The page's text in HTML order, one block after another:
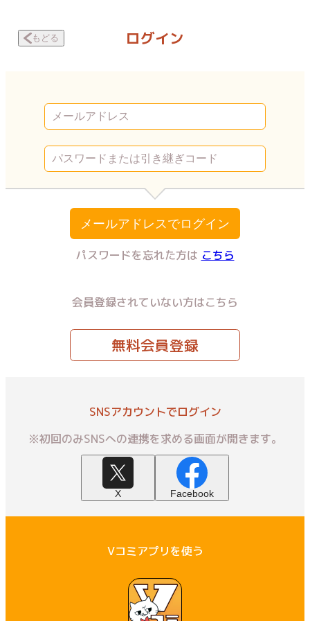
もどる ログイン
メールアドレスでログイン
パスワードを忘れた方は こちら
会員登録されていない方はこちら
無料会員登録
SNSアカウントでログイン
※初回のみSNSへの連携を求める画面が開きます。
X Facebook
Vコミアプリを使う